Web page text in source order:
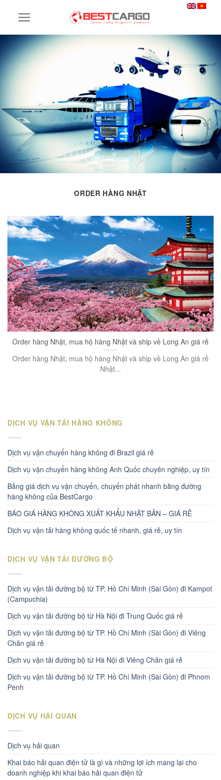
ORDER HÀNG NHẬT
Order hàng Nhật, mua hộ hàng Nhật và ship về Long An giá rẻ
Order hàng Nhật, mua hộ hàng Nhật và ship về Long An giá rẻ
Nhật...
DỊCH VỤ VẬN TẢI HÀNG KHÔNG
Dịch vụ vận chuyển hàng không đi Brazil giá rẻ
Dịch vụ vận chuyển hàng không Anh Quốc chuyên nghiệp, uy tín
Bảng giá dịch vụ vận chuyển, chuyển phát nhanh bằng đường
hàng không của BestCargo
BÁO GIÁ HÀNG KHÔNG XUẤT KHẨU NHẬT BẢN – GIÁ RẺ
Dịch vụ vận tải hàng không quốc tế nhanh, giá rẻ, uy tín
DỊCH VỤ VẬN TẢI ĐƯỜNG BỘ
Dịch vụ vận tải đường bộ từ TP. Hồ Chí Minh (Sài Gòn) đi Kampot
(Campuchia)
Dịch vụ vận tải đường bộ từ Hà Nội đi Trung Quốc giá rẻ
Dịch vụ vận tải đường bộ từ TP. Hồ Chí Minh (Sài Gòn) đi Viêng
Chăn giá rẻ
Dịch vụ vận tải đường bộ từ Hà Nội đi Viêng Chăn giá rẻ
Dịch vụ vận tải đường bộ từ TP. Hồ Chí Minh (Sài Gòn) đi Phnom
Penh
DỊCH VỤ HẢI QUAN
Dịch vụ hải quan
Khai báo hải quan điện tử là gì và những lợi ích mang lại cho
doanh nghiệp khi khai báo hải quan điện tử